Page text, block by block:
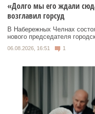
«Долго мы его ждали
возглавил горсуд
В Набережных Челнах
нового председателя
06.08.2026, 16:51 1